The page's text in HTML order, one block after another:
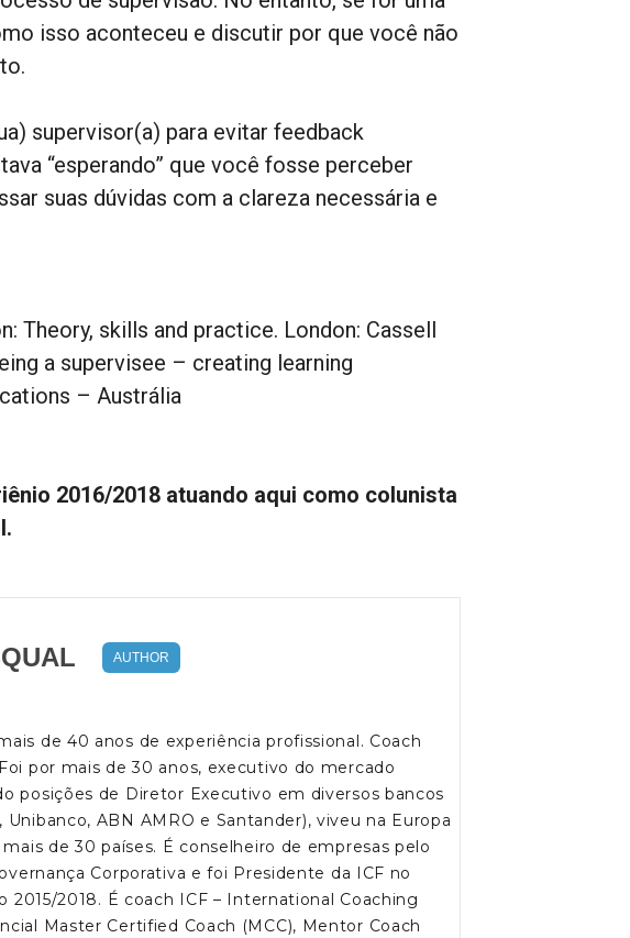
isso aconteceu e discutir por que você não
supervisor(a) para evitar feedback
“esperando” que você fosse perceber
suas dúvidas com a clareza necessária e
Theory, skills and practice. London: Cassell
a supervisee – creating learning
– Austrália
2016/2018 atuando aqui como colunista
AUTHOR
de 40 anos de experiência profissional. Coach
por mais de 30 anos, executivo do mercado
posições de Diretor Executivo em diversos bancos
Unibanco, ABN AMRO e Santander), viveu na Europa
de 30 países. É conselheiro de empresas pelo
Corporativa e foi Presidente da ICF no
2015/2018. É coach ICF – International Coaching
Master Certified Coach (MCC), Mentor Coach